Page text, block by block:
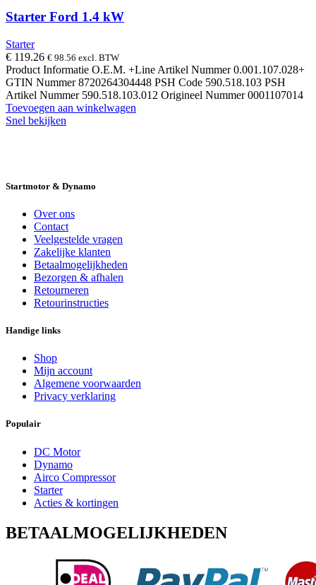
Starter Ford 1.4 kW
Starter
€ 119.26 € 98.56 excl. BTW
Product Informatie O.E.M. +Line Artikel Nummer 0.001.107.028+
GTIN Nummer 8720264304448 PSH Code 590.518.103 PSH
Artikel Nummer 590.518.103.012 Origineel Nummer 0001107014
Toevoegen aan winkelwagen
Snel bekijken
Startmotor & Dynamo
Over ons
Contact
Veelgestelde vragen
Zakelijke klanten
Betaalmogelijkheden
Bezorgen & afhalen
Retourneren
Retourinstructies
Handige links
Shop
Mijn account
Algemene voorwaarden
Privacy verklaring
Populair
DC Motor
Dynamo
Airco Compressor
Starter
Acties & kortingen
BETAALMOGELIJKHEDEN